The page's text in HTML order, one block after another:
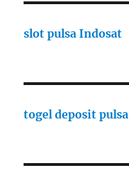
slot pulsa Indosat
togel deposit pulsa